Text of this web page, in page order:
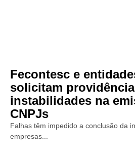
Fecontesc e
solicitam
instabilidades na
CNPJs
Falhas têm impedido a conclusão da
empresas...